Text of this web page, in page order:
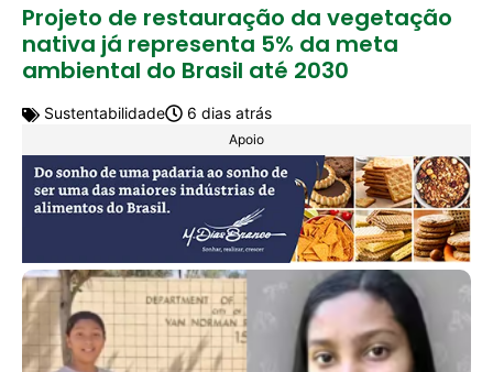
Projeto de restauração da vegetação
nativa já representa 5% da meta
ambiental do Brasil até 2030
Sustentabilidade 6 dias atrás
Apoio